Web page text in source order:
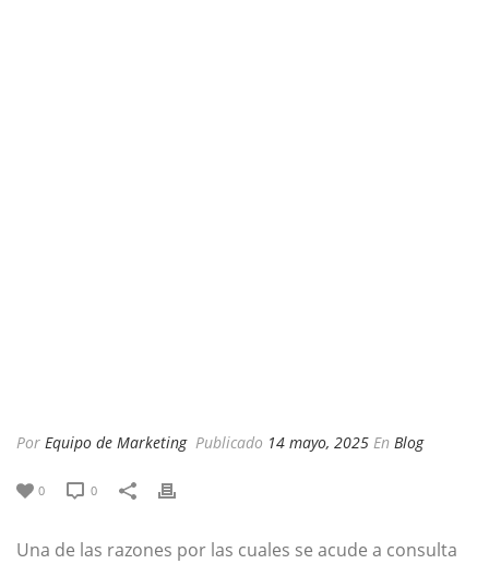
Por Equipo de Marketing Publicado 14 mayo, 2025 En Blog
0 0
Una de las razones por las cuales se acude a consulta